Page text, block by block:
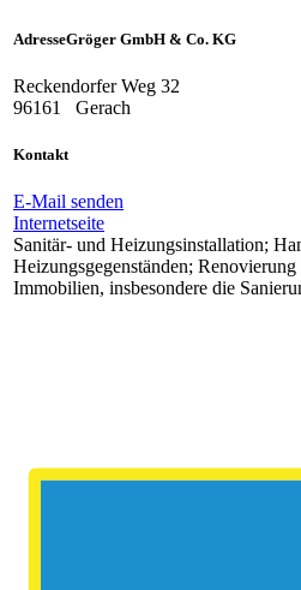
AdresseGröger GmbH & Co. KG
Reckendorfer Weg 32
96161
Gerach
Kontakt
E-Mail senden
Internetseite
Sanitär- und Heizungsinstallation;
Heizungsgegenständen;
Immobilien, insbesondere die